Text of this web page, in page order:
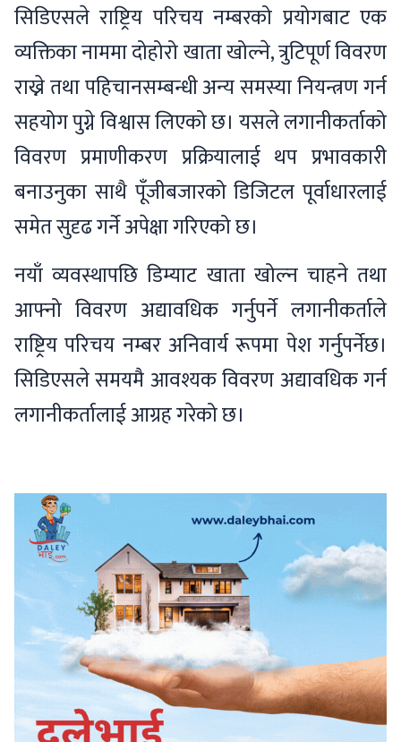
सिडिएसले राष्ट्रिय परिचय नम्बरको प्रयोगबाट एक
व्यक्तिका नाममा दोहोरो खाता खोल्ने, त्रुटिपूर्ण विवरण
राख्ने तथा पहिचानसम्बन्धी अन्य समस्या नियन्त्रण गर्न
सहयोग पुग्ने विश्वास लिएको छ। यसले लगानीकर्ताको
विवरण प्रमाणीकरण प्रक्रियालाई थप प्रभावकारी
बनाउनुका साथै पूँजीबजारको डिजिटल पूर्वाधारलाई
समेत सुदृढ गर्ने अपेक्षा गरिएको छ।
नयाँ व्यवस्थापछि डिम्याट खाता खोल्न चाहने तथा
आफ्नो विवरण अद्यावधिक गर्नुपर्ने लगानीकर्ताले
राष्ट्रिय परिचय नम्बर अनिवार्य रूपमा पेश गर्नुपर्नेछ।
सिडिएसले समयमै आवश्यक विवरण अद्यावधिक गर्न
लगानीकर्तालाई आग्रह गरेको छ।